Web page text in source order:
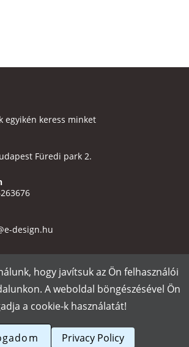
egyikén keress minket
Füredi park 2.
design.hu
fizetés Adatvédelmi tájékoztató
ÁSZF
Póló nyomtatás
hogy javítsuk az Ön felhasználói
A weboldal böngészésével Ön
a cookie-k használatát!
Privacy Policy